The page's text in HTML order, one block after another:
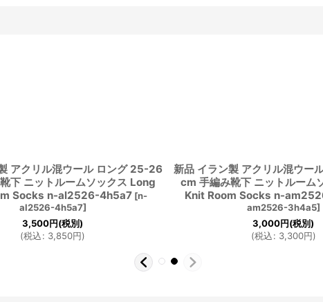
アクリル混ウール ロング 25-26
下 ニットルームソックス Long
Socks n-al2526-4h5a7 [n-
al2526-4h5a7]
3,500円(税別)
(税込: 3,850円)
新品 イラン製 アクリル混ウー
cm 手編み靴下 ニットルーム
Knit Room Socks n-
am2526-3h4a5]
3,000円(税別)
(税込: 3,300円)